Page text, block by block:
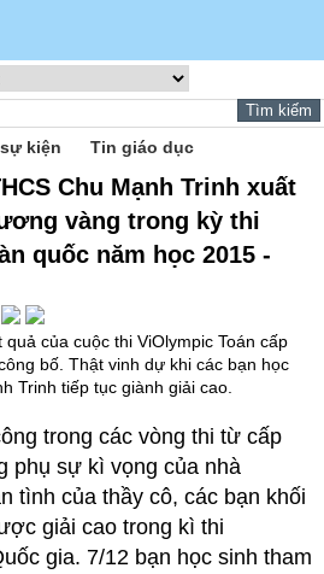
kiện Tin giáo dục
Chu Mạnh Trinh xuất
vàng trong kỳ thi
quốc năm học 2015 -
của cuộc thi ViOlympic Toán cấp
bố. Thật vinh dự khi các bạn học
Trinh tiếp tục giành giải cao.
trong các vòng thi từ cấp
phụ sự kì vọng của nhà
tình của thầy cô, các bạn khối
giải cao trong kì thi
gia. 7/12 bạn học sinh tham